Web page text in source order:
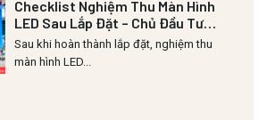
Checklist Nghiệm Thu Màn Hình
LED Sau Lắp Đặt – Chủ Đầu Tư
Cần Kiểm Tra Những Gì?
Sau khi hoàn thành lắp đặt, nghiệm thu
màn hình LED...